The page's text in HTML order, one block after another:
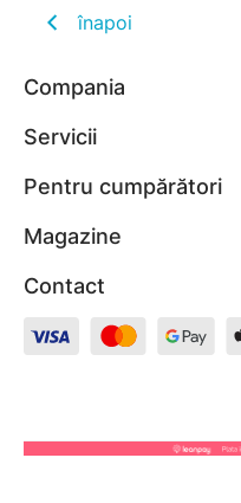
înapoi
Compania
Servicii
Pentru cumpărători
Magazine
Contact